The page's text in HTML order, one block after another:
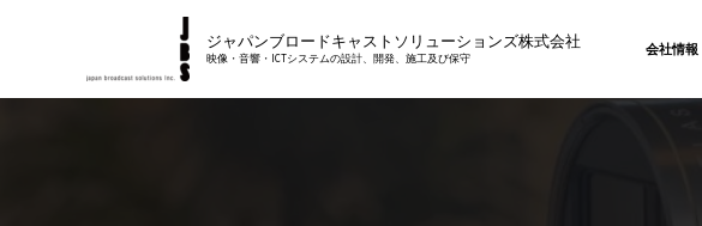
ジャパンブロードキャストソリューションズ株式会社
映像・音響・ICTシステムの設計、開発、施工及び保守
会社情報